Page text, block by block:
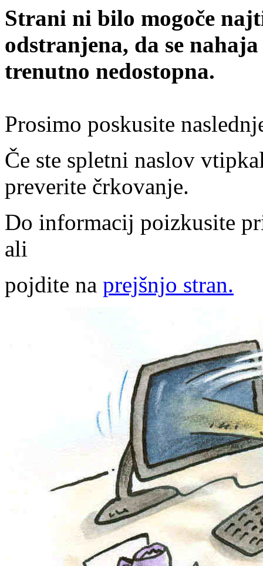
Strani ni bilo mogoče
odstranjena, da se
trenutno nedostopna.
Prosimo poskusite
Če ste spletni naslov
preverite črkovanje.
Do informacij poizkusite
ali
pojdite na prejšnjo stran.